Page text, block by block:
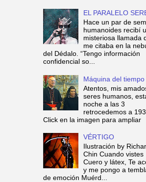
EL PARALELO
Hace un par de
humanoides recibí
misteriosa llamada
me citaba en la
del Dédalo. “Tengo información
confidencial so...
Máquina del tiempo
Atentos, mis
seres humanos,
noche a las 3
retrocedemos a
Click en la imagen para ampliar
VÉRTIGO
Ilustración by
Chin Cuando vistes
Cuero y látex, Te
y me pongo a
de emoción Muérd...